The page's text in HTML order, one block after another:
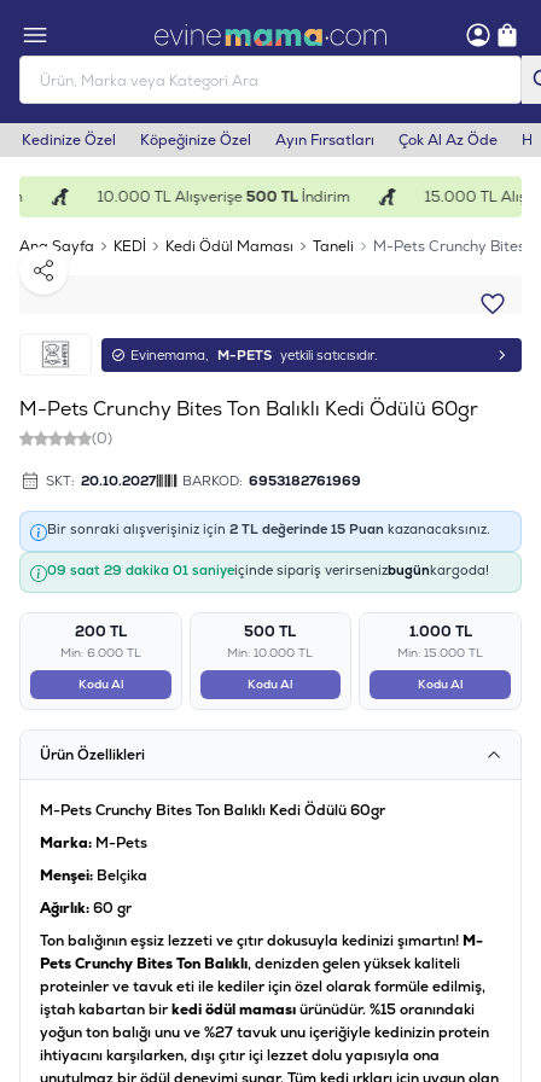
Kedinize Özel Köpeğinize Özel Ayın Fırsatları Çok Al Az Öde
10.000 TL Alışverişe500 TLİndirim 15.000 TL
Ana Sayfa KEDİ Kedi Ödül Maması Taneli
M-Pets Crunchy Bites
Paylaş
Evinemama, M-PETS yetkili satıcısıdır.
M-Pets Crunchy Bites Ton Balıklı Kedi Ödülü 60gr
(0)
SKT: 20.10.2027 BARKOD: 6953182761969
Bir sonraki alışverişiniz için 2 TL değerinde 15 Puan kazanacaksınız.
09 saat 29 dakika 01 saniyeiçinde sipariş verirsenizbugünkargoda!
200 TL
Min: 6.000 TL
Kodu Al
500 TL
Min: 10.000 TL
Kodu Al
1.000 TL
Min: 15.000 TL
Kodu Al
Ürün Özellikleri
M-Pets Crunchy Bites Ton Balıklı Kedi Ödülü 60gr
Marka: M-Pets
Menşei: Belçika
Ağırlık:60 gr
Ton balığının eşsiz lezzeti ve çıtır dokusuyla kedinizi şımartın! M-
Pets Crunchy Bites Ton Balıklı, denizden gelen yüksek kaliteli
proteinler ve tavuk eti ile kediler için özel olarak formüle edilmiş,
iştah kabartan birkedi ödül mamasıürünüdür. %15 oranındaki
yoğun ton balığı unu ve %27 tavuk unu içeriğiyle kedinizin protein
ihtiyacını karşılarken, dışı çıtır içi lezzet dolu yapısıyla ona